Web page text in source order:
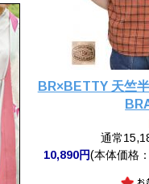
BR×BETTY 天竺
通常
10,890円(本体価格